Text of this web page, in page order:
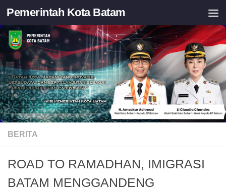
Skip to content
Pemerintah Kota Batam
BERITA
ROAD TO RAMADHAN, IMIGRASI
BATAM MENGGANDENG